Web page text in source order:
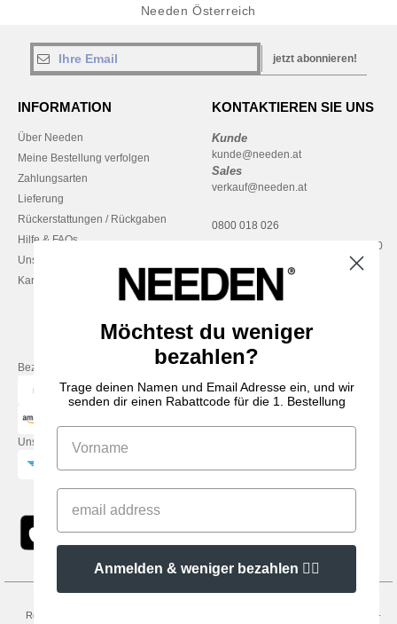
Needen Österreich
jetzt abonnieren!
INFORMATION
Über Needen
Meine Bestellung verfolgen
Zahlungsarten
Lieferung
Rückerstattungen / Rückgaben
Hilfe & FAQs
Unsere Engagements
Karriere
KONTAKTIEREN SIE UNS
Kunde
kunde@needen.at
Sales
verkauf@needen.at
0800 018 026
Montag – Donnerstag: 10:00–13:00
Freitag: 10:00–14:00
Bezahlung mit
Unsere Paketzusteller
Rechtliche Hinweise -
Möchtest du weniger
bezahlen?
Trage deinen Namen und Email Adresse ein, und wir
senden dir einen Rabattcode für die 1. Bestellung
Anmelden & weniger bezahlen 👍🏼